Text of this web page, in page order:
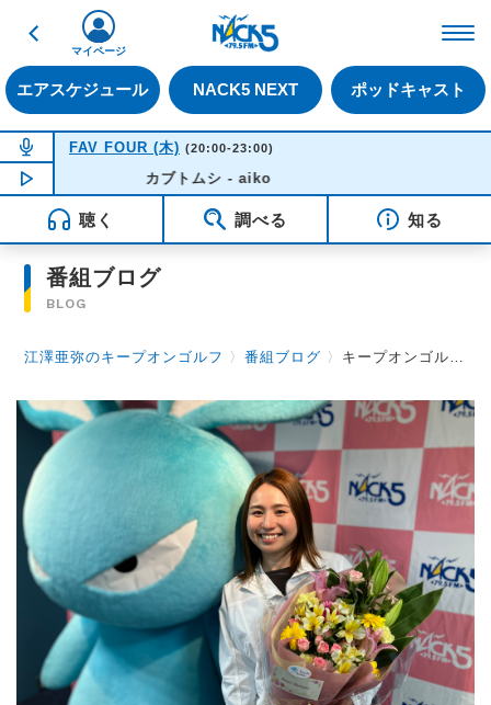
戻る
エアスケジュール NACK5 NEXT ポッドキャスト
マイページ
NOW ON AIR
FAV FOUR (木) (20:00-23:00)
NOW PLAYING21:10
カブトムシ - aiko
聴く 調べる 知る
番組ブログ
BLOG
江澤亜弥のキープオンゴルフ 〉番組ブログ 〉 キープオンゴルフ第108回